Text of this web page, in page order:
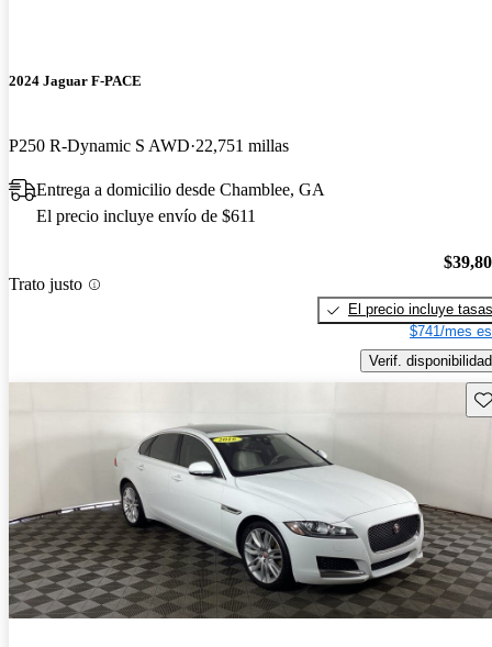
2024 Jaguar F-PACE
P250 R-Dynamic S AWD 22,751 millas
Entrega a domicilio desde Chamblee, GA
El precio incluye envío de $611
Trato justo
El precio incluye tasas
$741/mes
Verif. disponibilidad